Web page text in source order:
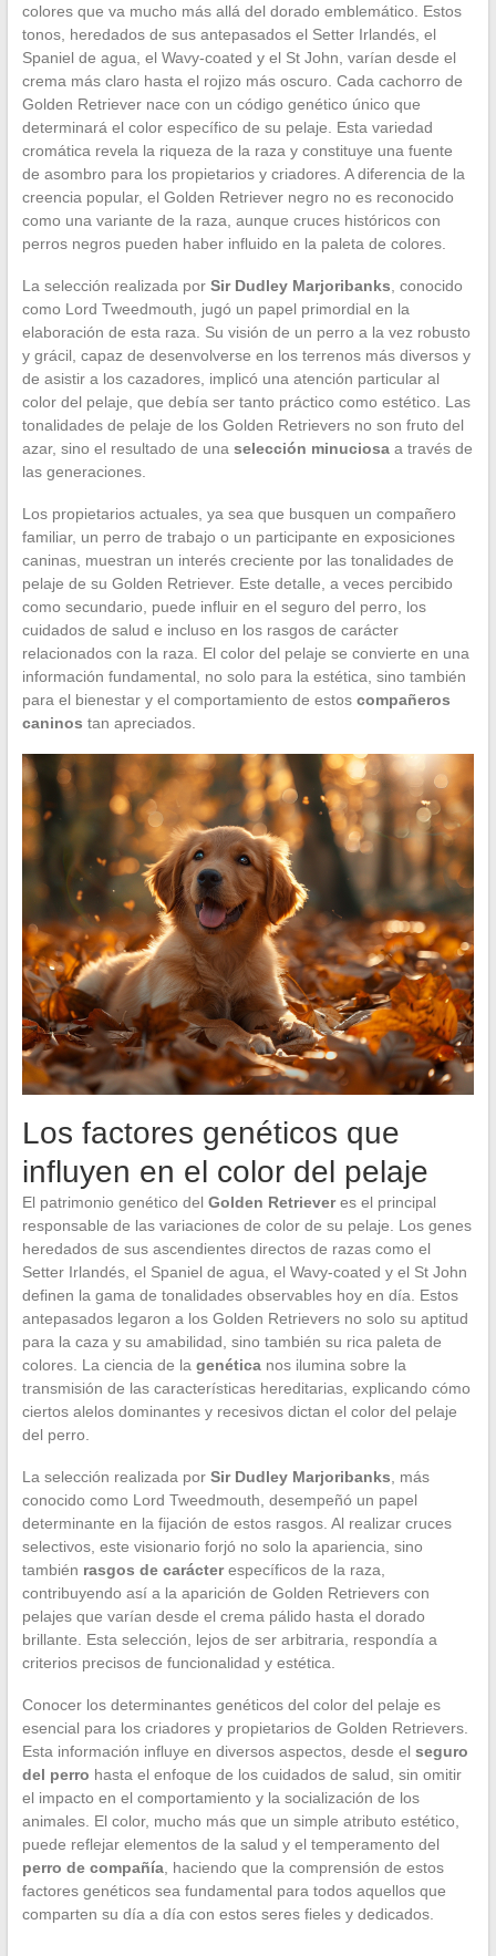
colores que va mucho más allá del dorado emblemático. Estos
tonos, heredados de sus antepasados el Setter Irlandés, el
Spaniel de agua, el Wavy-coated y el St John, varían desde el
crema más claro hasta el rojizo más oscuro. Cada cachorro de
Golden Retriever nace con un código genético único que
determinará el color específico de su pelaje. Esta variedad
cromática revela la riqueza de la raza y constituye una fuente
de asombro para los propietarios y criadores. A diferencia de la
creencia popular, el Golden Retriever negro no es reconocido
como una variante de la raza, aunque cruces históricos con
perros negros pueden haber influido en la paleta de colores.
La selección realizada por Sir Dudley Marjoribanks , conocido
como Lord Tweedmouth, jugó un papel primordial en la
elaboración de esta raza. Su visión de un perro a la vez robusto
y grácil, capaz de desenvolverse en los terrenos más diversos y
de asistir a los cazadores, implicó una atención particular al
color del pelaje, que debía ser tanto práctico como estético. Las
tonalidades de pelaje de los Golden Retrievers no son fruto del
azar, sino el resultado de una selección minuciosaa través de
las generaciones.
Los propietarios actuales, ya sea que busquen un compañero
familiar, un perro de trabajo o un participante en exposiciones
caninas, muestran un interés creciente por las tonalidades de
pelaje de su Golden Retriever. Este detalle, a veces percibido
como secundario, puede influir en el seguro del perro, los
cuidados de salud e incluso en los rasgos de carácter
relacionados con la raza. El color del pelaje se convierte en una
información fundamental, no solo para la estética, sino también
para el bienestar y el comportamiento de estos compañeros
caninos tan apreciados.
Los factores genéticos que
influyen en el color del pelaje
El patrimonio genético del Golden Retrieveres el principal
responsable de las variaciones de color de su pelaje. Los genes
heredados de sus ascendientes directos de razas como el
Setter Irlandés, el Spaniel de agua, el Wavy-coated y el St John
definen la gama de tonalidades observables hoy en día. Estos
antepasados legaron a los Golden Retrievers no solo su aptitud
para la caza y su amabilidad, sino también su rica paleta de
colores. La ciencia de la genéticanos ilumina sobre la
transmisión de las características hereditarias, explicando cómo
ciertos alelos dominantes y recesivos dictan el color del pelaje
del perro.
La selección realizada por Sir Dudley Marjoribanks , más
conocido como Lord Tweedmouth, desempeñó un papel
determinante en la fijación de estos rasgos. Al realizar cruces
selectivos, este visionario forjó no solo la apariencia, sino
también rasgos de carácterespecíficos de la raza,
contribuyendo así a la aparición de Golden Retrievers con
pelajes que varían desde el crema pálido hasta el dorado
brillante. Esta selección, lejos de ser arbitraria, respondía a
criterios precisos de funcionalidad y estética.
Conocer los determinantes genéticos del color del pelaje es
esencial para los criadores y propietarios de Golden Retrievers.
Esta información influye en diversos aspectos, desde el seguro
del perro hasta el enfoque de los cuidados de salud, sin omitir
el impacto en el comportamiento y la socialización de los
animales. El color, mucho más que un simple atributo estético,
puede reflejar elementos de la salud y el temperamento del
perro de compañía, haciendo que la comprensión de estos
factores genéticos sea fundamental para todos aquellos que
comparten su día a día con estos seres fieles y dedicados.